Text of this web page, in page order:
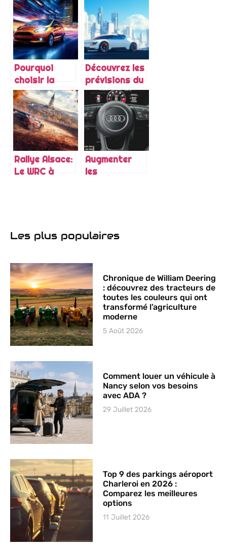
les Vibrations
et Vitesse :
Essais
Routiers en
Voiture
Sportive
différences
entre la BMW
de base, M
Sport, M
Performance
et M
Competition :
quel modèle
correspond à
votre style
de conduite ?
Pourquoi
choisir la
Ford Fiesta
pour ses
systèmes de
connectivité
et de
sécurité
avancés
Découvrez les
prévisions du
prix neuf du
C3 Picasso en
2024 et les
évolutions du
marché des
monospaces
compacts
Rallye Alsace:
Le WRC à
elles
préparées
compétition ?
Augmenter
les
Les plus populaires
Chronique de William Deering
: découvrez des tracteurs de
toutes les couleurs qui ont
transformé l’agriculture
moderne
5 Août 2026
Comment louer un véhicule à
Nancy selon vos besoins
avec ADA ?
29 Juillet 2026
Top 9 des parkings aéroport
Charleroi en 2026 :
Comparez les meilleures
options
11 Juillet 2026